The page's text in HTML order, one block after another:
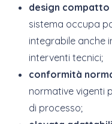
design
sistema occupa
integrabile anche
interventi tecnici;
conformità
normative vigenti
di processo;